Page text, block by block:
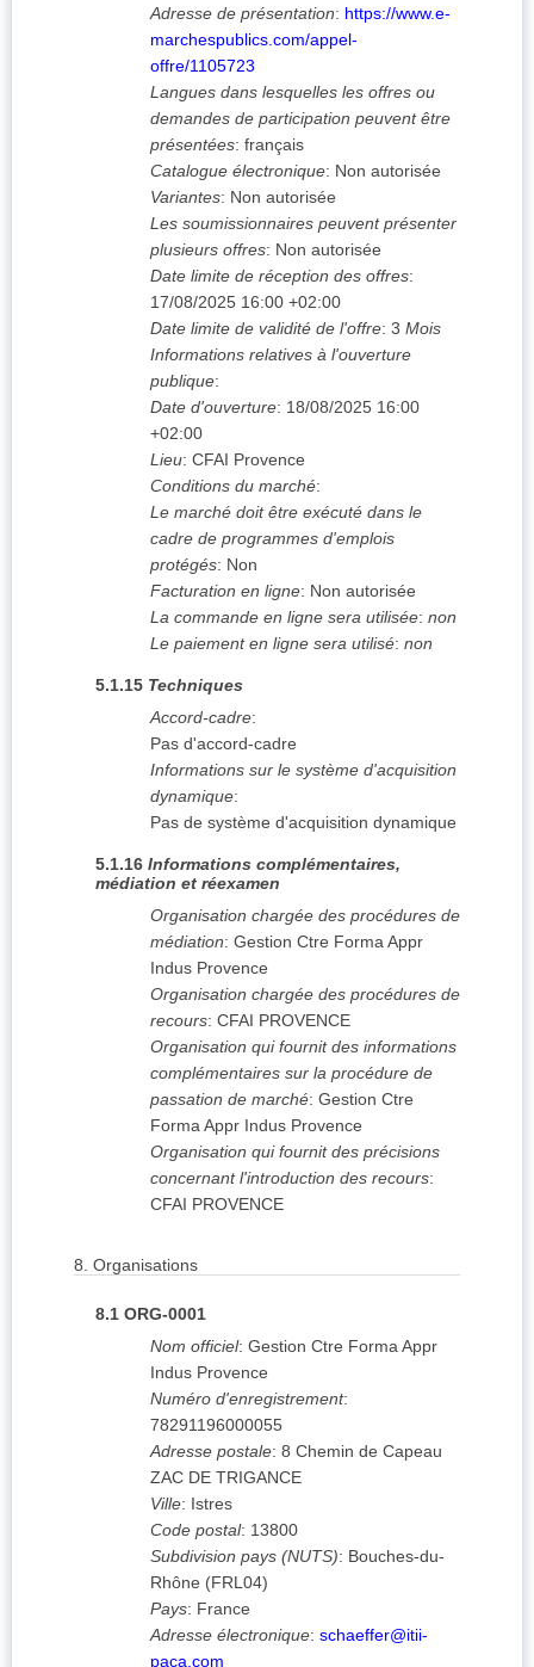
Adresse de présentation: https://www.e-
marchespublics.com/appel-
offre/1105723
Langues dans lesquelles les offres ou
demandes de participation peuvent être
présentées: français
Catalogue électronique: Non autorisée
Variantes: Non autorisée
Les soumissionnaires peuvent présenter
plusieurs offres: Non autorisée
Date limite de réception des offres:
17/08/2025 16:00 +02:00
Date limite de validité de l'offre: 3 Mois
Informations relatives à l'ouverture
publique:
Date d'ouverture: 18/08/2025 16:00
+02:00
Lieu: CFAI Provence
Conditions du marché:
Le marché doit être exécuté dans le
cadre de programmes d'emplois
protégés: Non
Facturation en ligne: Non autorisée
La commande en ligne sera utilisée: non
Le paiement en ligne sera utilisé: non
5.1.15 Techniques
Accord-cadre:
Pas d'accord-cadre
Informations sur le système d'acquisition
dynamique:
Pas de système d'acquisition dynamique
5.1.16 Informations complémentaires,
médiation et réexamen
Organisation chargée des procédures de
médiation: Gestion Ctre Forma Appr
Indus Provence
Organisation chargée des procédures de
recours: CFAI PROVENCE
Organisation qui fournit des informations
complémentaires sur la procédure de
passation de marché: Gestion Ctre
Forma Appr Indus Provence
Organisation qui fournit des précisions
concernant l'introduction des recours:
CFAI PROVENCE
8. Organisations
8.1 ORG-0001
Nom officiel: Gestion Ctre Forma Appr
Indus Provence
Numéro d'enregistrement:
78291196000055
Adresse postale: 8 Chemin de Capeau
ZAC DE TRIGANCE
Ville: Istres
Code postal: 13800
Subdivision pays (NUTS): Bouches-du-
Rhône (FRL04)
Pays: France
Adresse électronique: schaeffer@itii-
paca.com